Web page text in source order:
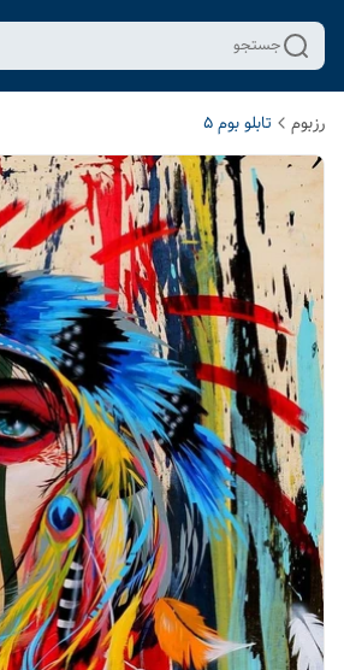
جستجو
رزبوم تابلو بوم 5